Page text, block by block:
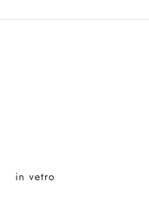
in vetro